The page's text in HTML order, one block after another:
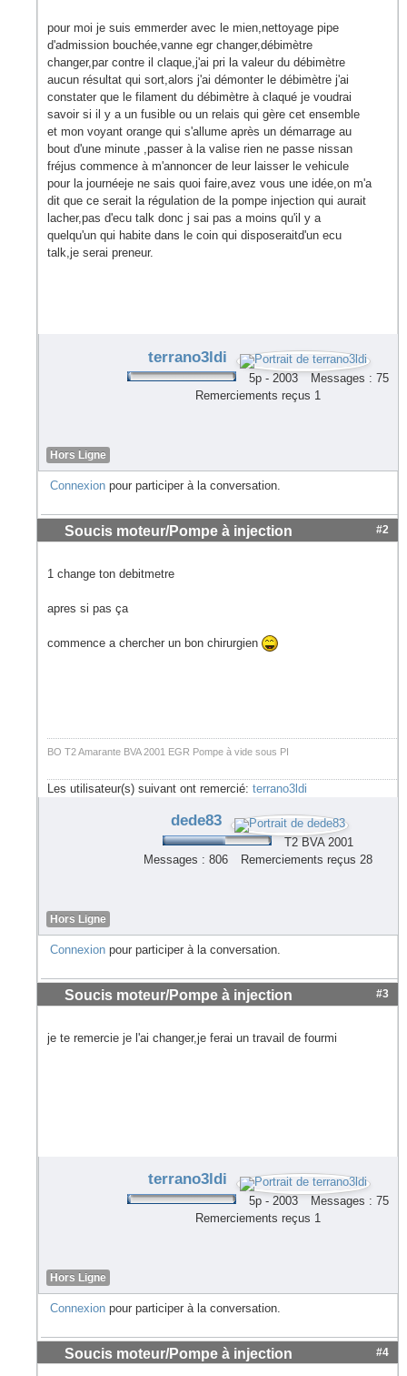
pour moi je suis emmerder avec le mien,nettoyage pipe
d'admission bouchée,vanne egr changer,débimètre
changer,par contre il claque,j'ai pri la valeur du débimètre
aucun résultat qui sort,alors j'ai démonter le débimètre j'ai
constater que le filament du débimètre à claqué je voudrai
savoir si il y a un fusible ou un relais qui gère cet ensemble
et mon voyant orange qui s'allume après un démarrage au
bout d'une minute ,passer à la valise rien ne passe nissan
fréjus commence à m'annoncer de leur laisser le vehicule
pour la journéeje ne sais quoi faire,avez vous une idée,on m'a
dit que ce serait la régulation de la pompe injection qui aurait
lacher,pas d'ecu talk donc j sai pas a moins qu'il y a
quelqu'un qui habite dans le coin qui disposeraitd'un ecu
talk,je serai preneur.
terrano3ldi
5p - 2003
Messages : 75
Remerciements reçus 1
Hors Ligne
Connexion pour participer à la conversation.
Soucis moteur/Pompe à injection #2
1 change ton debitmetre
apres si pas ça
commence a chercher un bon chirurgien
BO T2 Amarante BVA 2001 EGR Pompe à vide sous PI
Les utilisateur(s) suivant ont remercié: terrano3ldi
dede83
T2 BVA 2001
Messages : 806
Remerciements reçus 28
Hors Ligne
Connexion pour participer à la conversation.
Soucis moteur/Pompe à injection #3
je te remercie je l'ai changer,je ferai un travail de fourmi
terrano3ldi
5p - 2003
Messages : 75
Remerciements reçus 1
Hors Ligne
Connexion pour participer à la conversation.
Soucis moteur/Pompe à injection #4